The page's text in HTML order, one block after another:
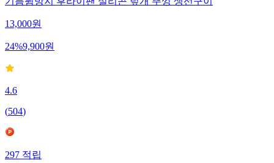
기름튐방지 후라이팬 실리콘 덮개 뚜껑 생선구이
13,000원
24%9,900원
4.6
(504)
297적립